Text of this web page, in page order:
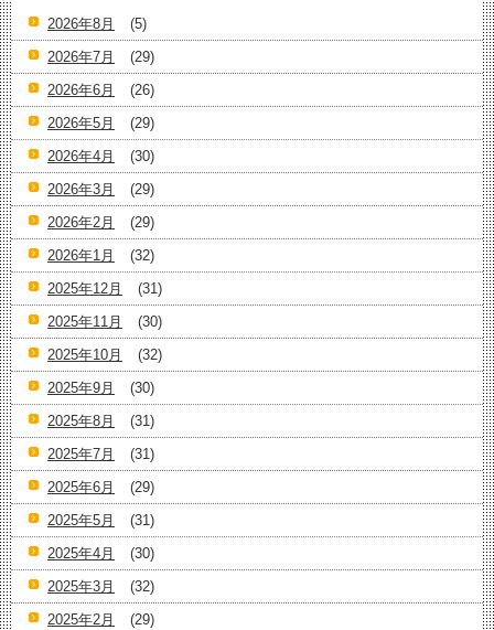
2026年8月
(5)
2026年7月
(29)
2026年6月
(26)
2026年5月
(29)
2026年4月
(30)
2026年3月
(29)
2026年2月
(29)
2026年1月
(32)
2025年12月
(31)
2025年11月
(30)
2025年10月
(32)
2025年9月
(30)
2025年8月
(31)
2025年7月
(31)
2025年6月
(29)
2025年5月
(31)
2025年4月
(30)
2025年3月
(32)
2025年2月
(29)